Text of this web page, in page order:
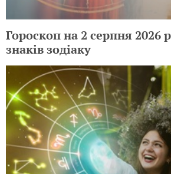
Гороскоп на 2 серпня 2026
знаків зодіаку